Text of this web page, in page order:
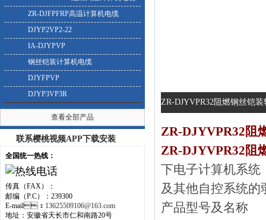
ZR-DJFPFRP高温计算机电缆
DJYP2VP2-22
IA-DJYPVP
钢丝铠装计算机电缆
DJYFPVP
DJYP3VP3R
查看全部产品
联系樱桃视频APP下载安装
全国统一热线：
传真（FAX）：
邮编（P.C）：239300
E-mail： 13625509106@163.com
地址：安徽省天长市仁和南路20号
ZR-DJYVPR32阻燃钢丝铠装
ZR-DJYVPR32阻
ZR-DJYVPR32阻
下电子计算机系统
及其他自控系统的弱
产品型号及名称